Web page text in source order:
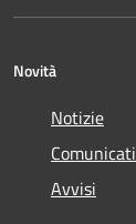
Novità
Notizie
Comunicati
Avvisi